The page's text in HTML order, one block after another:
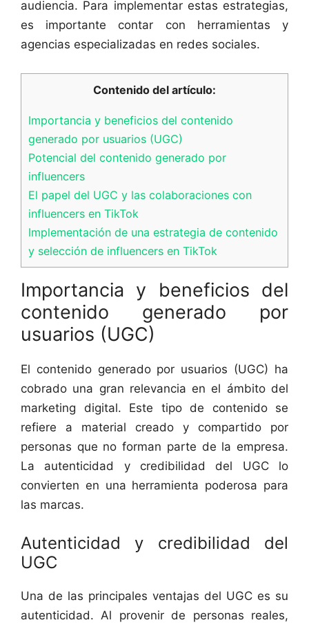
audiencia. Para implementar estas estrategias,
es importante contar con herramientas y
agencias especializadas en redes sociales.
Contenido del artículo:
Importancia y beneficios del contenido
generado por usuarios (UGC)
Potencial del contenido generado por
influencers
El papel del UGC y las colaboraciones con
influencers en TikTok
Implementación de una estrategia de contenido
y selección de influencers en TikTok
Importancia y beneficios del
contenido generado por
usuarios (UGC)
El contenido generado por usuarios (UGC) ha
cobrado una gran relevancia en el ámbito del
marketing digital. Este tipo de contenido se
refiere a material creado y compartido por
personas que no forman parte de la empresa.
La autenticidad y credibilidad del UGC lo
convierten en una herramienta poderosa para
las marcas.
Autenticidad y credibilidad del
UGC
Una de las principales ventajas del UGC es su
autenticidad. Al provenir de personas reales,